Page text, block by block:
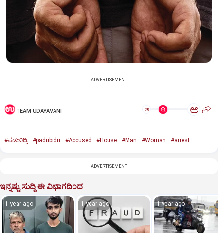
ADVERTISEMENT
TEAM UDAYAVANI ಅ ಅ
#ಪಡುಬಿದ್ರಿ #padubidri #Accused #House #Man #Woman #arrest
ADVERTISEMENT
ಇನ್ನಷ್ಟು ಸುದ್ದಿ ಈ ವಿಭಾಗದಿಂದ
1 year ago 1 year ago 1 year ago